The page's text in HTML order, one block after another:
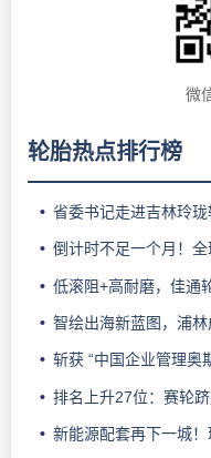
微
轮胎热点排行榜
省委书记走进吉林玲
倒计时不足一个月！全
低滚阻+高耐磨，佳通
智绘出海新蓝图，浦
斩获 “中国企业管理奥
排名上升27位：赛轮跻
新能源配套再下一城